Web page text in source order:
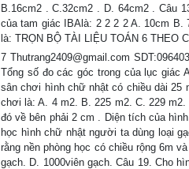
B.16cm2 . C.32cm2 . D. 64cm2 . Câu
của tam giác IBAlà: 2 2 2 2 A. 10cm B.
là: TRỌN BỘ TÀI LIỆU TOÁN 6 THEO
7 Thutrang2409@gmail.com
Tổng số đo các góc trong của lục giác
sân chơi hình chữ nhật có chiều dài 25
chơi là: A. 4 m2. B. 225 m2. C. 229
đó về bên phải 2 cm . Diện tích của
học hình chữ nhật người ta dùng loại
rằng nền phòng học có chiều rộng 6m
gạch. D. 1000viên gạch. Câu 19. Cho